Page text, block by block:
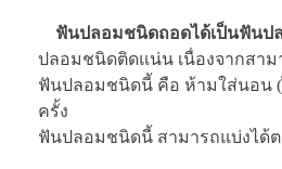
ฟันปลอมชนิดถอดได้เป็นฟันป
ปลอมชนิดติดแน่น เนื่องจากสา
ฟันปลอมชนิดนี้ คือ ห้ามใส่นอน
ครั้ง
ฟันปลอมชนิดนี้ สามารถแบ่งได้